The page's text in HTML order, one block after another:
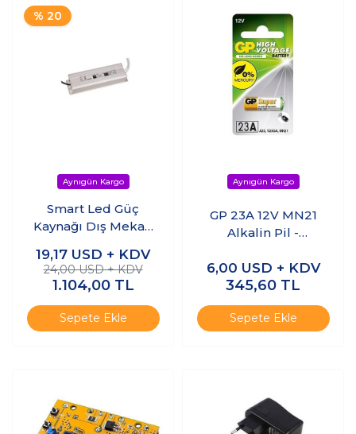
% 20
Smart Led Güç
Kaynağı Dış Mekan
19,17 USD + KDV
24,00 USD + KDV
1.104,00 TL
Sepete Ekle
GP 23A 12V MN21
Alkalin Pil -
6,00 USD + KDV
345,60 TL
Sepete Ekle